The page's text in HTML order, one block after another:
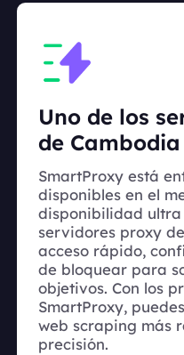
Uno de los
de
SmartProxy está
disponibles en el
disponibilidad ultra
servidores proxy
acceso rápido,
de bloquear para
objetivos. Con los
SmartProxy,
web scraping más
precisión.